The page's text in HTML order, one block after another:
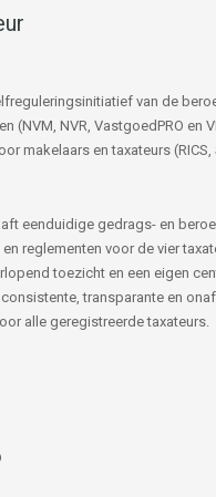
van de
(NVM, NVR, VastgoedPRO en
makelaars en taxateurs (RICS,
eenduidige gedrags- en
reglementen voor de vier
toezicht en een eigen
transparante en
alle geregistreerde taxateurs.